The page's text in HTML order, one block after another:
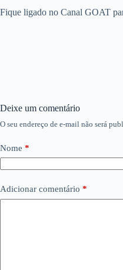
Fique ligado no Canal GOAT
Deixe um comentário
O seu endereço de e-mail não será
Nome *
Adicionar comentário *